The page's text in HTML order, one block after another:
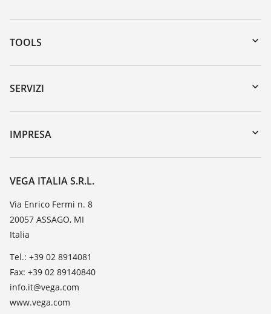
TOOLS
Downloads
Ricerca numero di serie
DTM Collection/PACTware
SERVIZI
Reso apparecchio
Seminari
TeamViewer
IMPRESA
VEGA, l'azienda
Contatto
Novità
Stampa
Blog
VEGA ITALIA S.R.L.
Via Enrico Fermi n. 8
20057 ASSAGO, MI
Italia
Tel.: +39 02 8914081
Fax: +39 02 89140840
info.it@vega.com
www.vega.com